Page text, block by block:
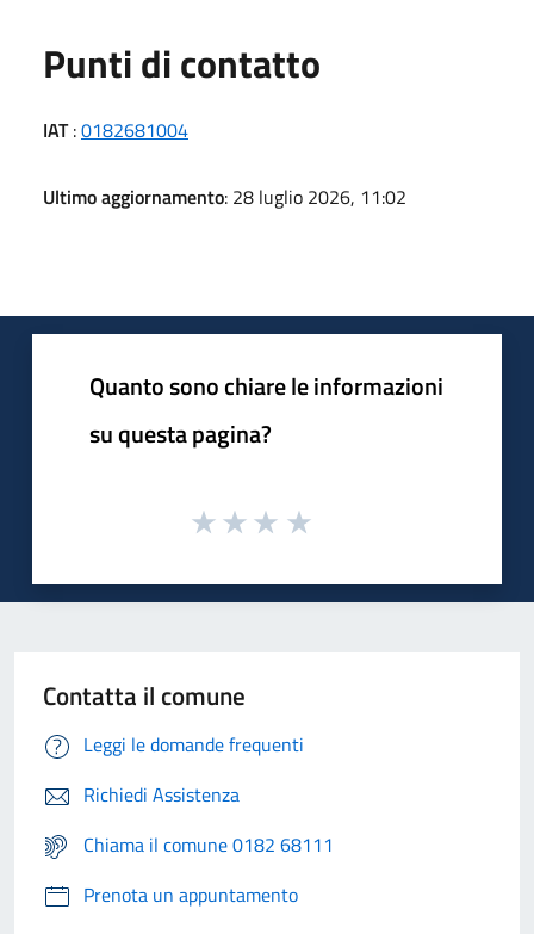
Punti di contatto
IAT:0182681004
Ultimo aggiornamento: 28 luglio 2026, 11:02
Quanto sono chiare le informazioni
su questa pagina?
Contatta il comune
Leggi le domande frequenti
Richiedi Assistenza
Chiama il comune 0182 68111
Prenota un appuntamento